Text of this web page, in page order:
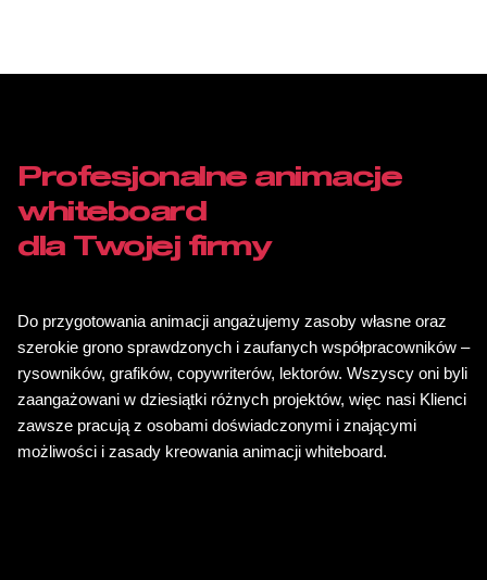
Profesjonalne animacje
whiteboard
dla Twojej firmy
Do przygotowania animacji angażujemy zasoby własne oraz
szerokie grono sprawdzonych i zaufanych współpracowników –
rysowników, grafików, copywriterów, lektorów. Wszyscy oni byli
zaangażowani w dziesiątki różnych projektów, więc nasi Klienci
zawsze pracują z osobami doświadczonymi i znającymi
możliwości i zasady kreowania animacji whiteboard.